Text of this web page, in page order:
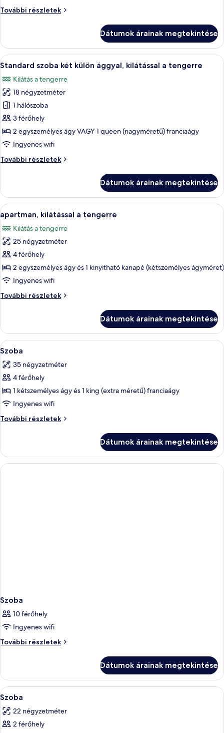
külön
a
kertre
További részletek
Standard
ággyal,
kilátással
a
további
részletei
Dátumok árainak megtekintése
A
következő
szoba
összes
képének
megtekintése:
Standard
szoba
külön
a
tengerre
Standard szoba két külön ággyal,
14
Standard szoba két külön ággyal, kilátással a tengerre
Kilátás a tengerre
18 négyzetméter
1 hálószoba
3 férőhely
2 egyszemélyes ágy VAGY 1 queen (nagyméretű) franciaágy
Ingyenes wifi
További részletek
Standard
ággyal,
kilátással
a
tengerre
további
részletei
Dátumok árainak megtekintése
A
következő
szoba
összes
képének
megtekintése:
apartman,
a
apartman, kilátással a tengerre |
10
apartman, kilátással a tengerre
Kilátás a tengerre
25 négyzetméter
4 férőhely
2 egyszemélyes ágy és 1 kinyitható kanapé (kétszemélyes ágyméret)
Ingyenes wifi
További részletek
apartman,
további
részletei
Dátumok árainak megtekintése
A
következő
szoba
összes
képének
megtekintése:
Szoba
Prémium ágynemű, pehelypaplan,
6
Szoba
35 négyzetméter
4 férőhely
1 kétszemélyes ágy és 1 king (extra méretű) franciaágy
Ingyenes wifi
További részletek
Szoba
Dátumok árainak megtekintése
Szoba
10 férőhely
Ingyenes wifi
További részletek
Szoba
Dátumok árainak megtekintése
A
következő
szoba
összes
Prémium ágynemű, pehelypaplan,
2
Szoba
22 négyzetméter
2 férőhely